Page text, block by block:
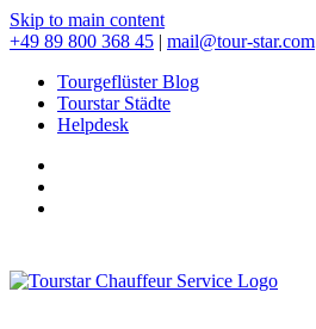
Skip to main content
+49 89 800 368 45 | mail@tour-star.com
Tourgeflüster Blog
Tourstar Städte
Helpdesk